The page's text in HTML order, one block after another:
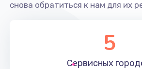
снова обратиться к нам для их
5
Сервисных